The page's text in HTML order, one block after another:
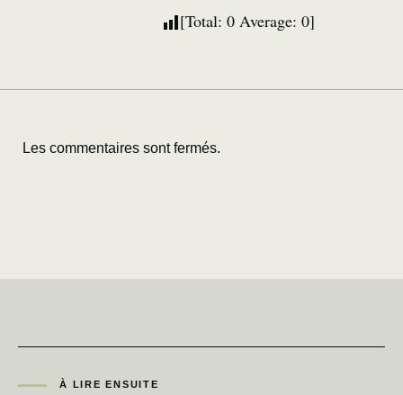
[Total: 0 Average: 0]
Les commentaires sont fermés.
À LIRE ENSUITE